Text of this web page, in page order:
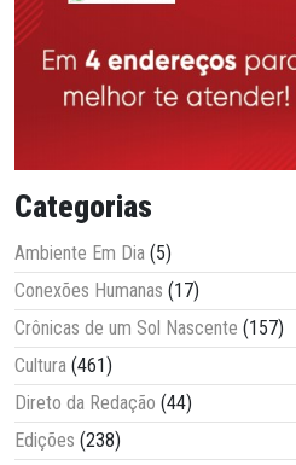
Categorias
Ambiente Em Dia (5)
Conexões Humanas (17)
Crônicas de um Sol Nascente (157)
Cultura (461)
Direto da Redação (44)
Edições (238)